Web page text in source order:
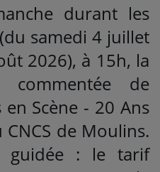
durant les
samedi 4 juillet
2026), à 15h, la
de
en Scène - 20 Ans
de Moulins.
guidée : le tarif